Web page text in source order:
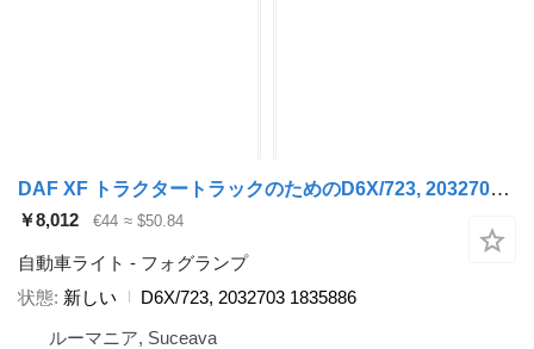
DAF XF トラクタートラックのためのD6X/723, 2032703 フォグランプ
￥8,012 €44 ≈ $50.84
自動車ライト - フォグランプ
状態 新しい
D6X/723, 2032703 1835886
ルーマニア, Suceava